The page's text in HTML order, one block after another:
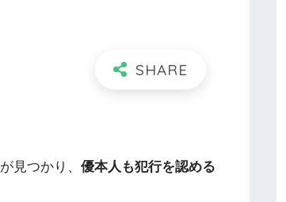
が見つかり、 優本人も犯行を認める